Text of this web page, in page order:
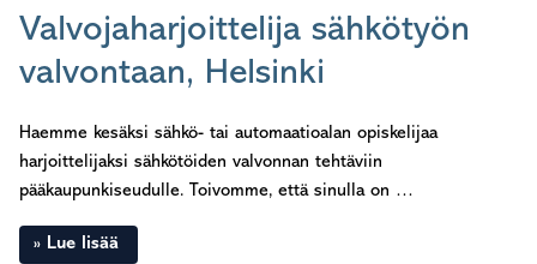
Valvojaharjoittelija sähkötyön
valvontaan, Helsinki
Haemme kesäksi sähkö- tai automaatioalan opiskelijaa
harjoittelijaksi sähkötöiden valvonnan tehtäviin
pääkaupunkiseudulle. Toivomme, että sinulla on …
Lue lisää